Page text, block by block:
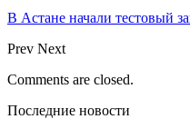
В Астане начали тестовый
Prev Next
Comments are closed.
Последние новости